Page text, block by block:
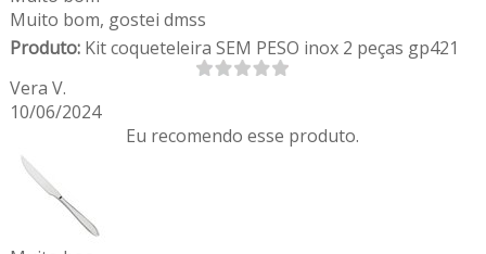
Muito bom, gostei dmss
Produto:Kit coqueteleira SEM PESO inox 2 peças gp421
Vera V.
10/06/2024
Eu recomendo esse produto.